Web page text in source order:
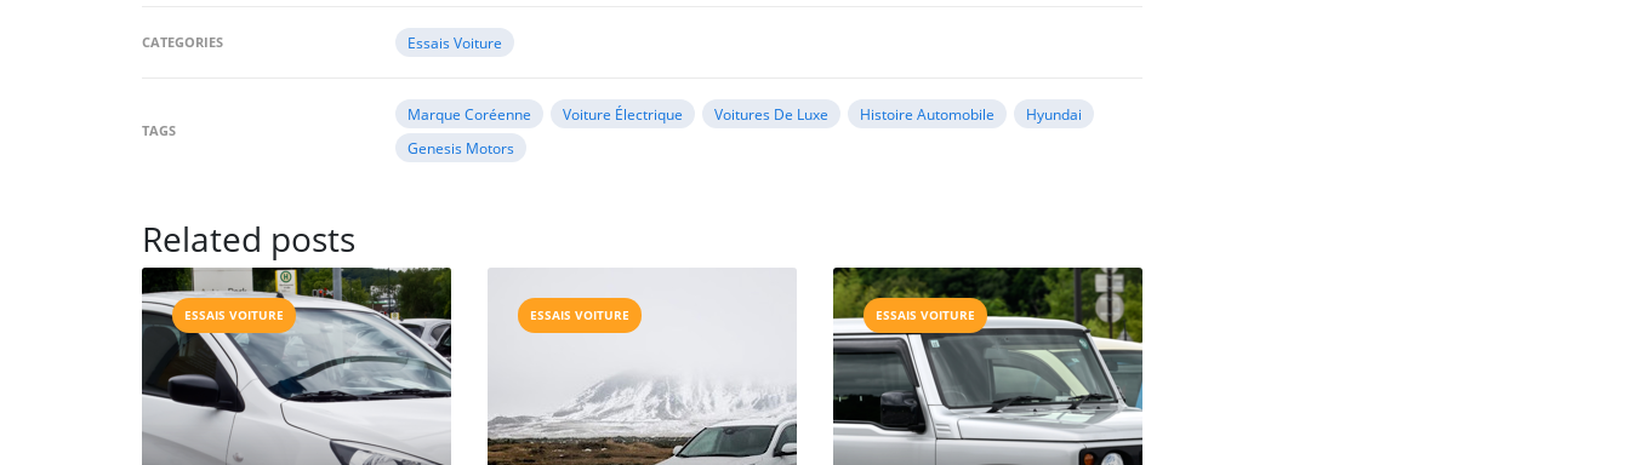
CATEGORIES Essais Voiture
TAGS
Marque Coréenne Voiture Électrique Voitures De Luxe Histoire Automobile
Hyundai
Genesis Motors
Related posts
ESSAIS VOITURE ESSAIS VOITURE ESSAIS VOITURE